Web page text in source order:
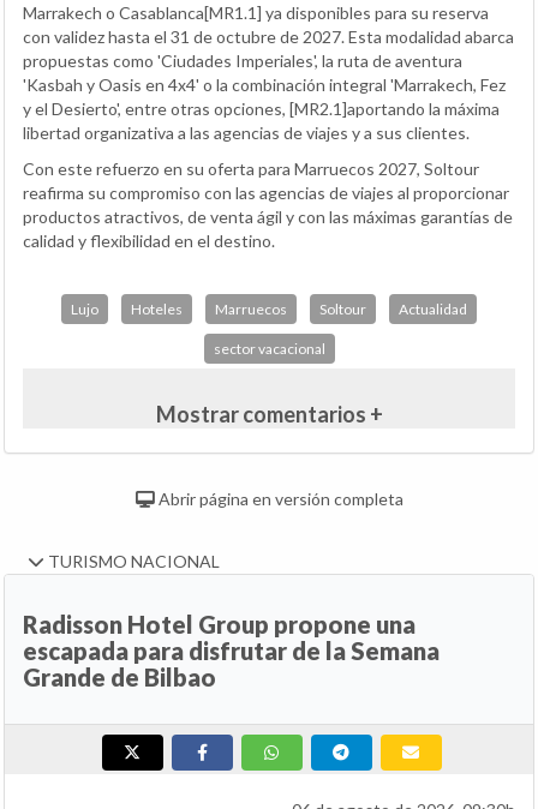
Marrakech o Casablanca[MR1.1] ya disponibles para su reserva
con validez hasta el 31 de octubre de 2027. Esta modalidad abarca
propuestas como 'Ciudades Imperiales', la ruta de aventura
'Kasbah y Oasis en 4x4' o la combinación integral 'Marrakech, Fez
y el Desierto', entre otras opciones, [MR2.1]aportando la máxima
libertad organizativa a las agencias de viajes y a sus clientes.
Con este refuerzo en su oferta para Marruecos 2027, Soltour
reafirma su compromiso con las agencias de viajes al proporcionar
productos atractivos, de venta ágil y con las máximas garantías de
calidad y flexibilidad en el destino.
Lujo Hoteles Marruecos Soltour Actualidad
sector vacacional
Mostrar comentarios +
Abrir página en versión completa
TURISMO NACIONAL
Radisson Hotel Group propone una
escapada para disfrutar de la Semana
Grande de Bilbao